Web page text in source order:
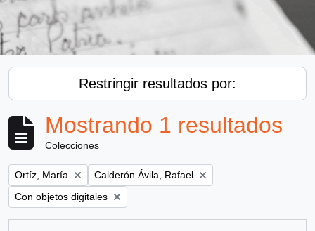
Restringir resultados por:
Mostrando 1 resultados
Colecciones
Remove filter:
Ortíz, María Remove filter:
Calderón Ávila, Rafael
Remove filter:
Con objetos digitales